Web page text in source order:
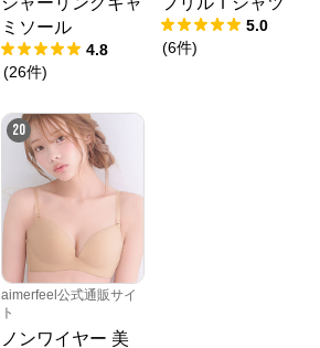
ミソール
4.8
(26件)
5.0
(6件)
20
aimerfeel公式通販サイ
ト
ノンワイヤー 美